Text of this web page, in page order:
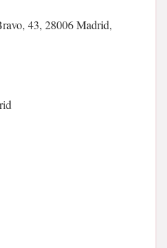
43, 28006 Madrid,